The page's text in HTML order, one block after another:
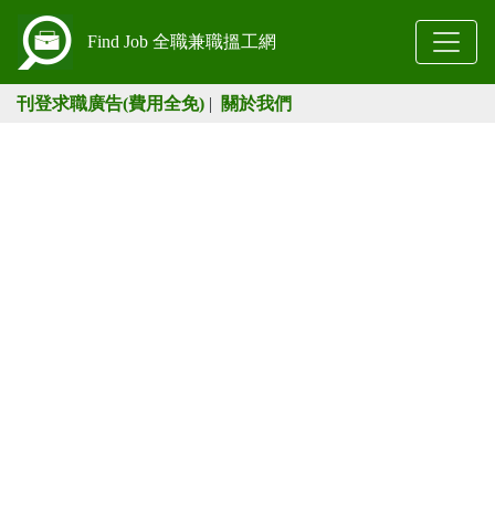
Find Job 全職兼職搵工網
刊登求職廣告(費用全免) | 關於我們